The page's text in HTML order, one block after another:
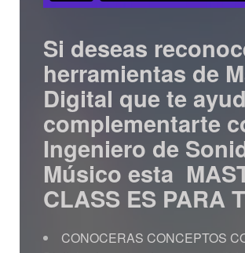
Si deseas
herramientas de
Digital que te
complementarte
Ingeniero de
Músico esta
CLASS ES PARA
CONOCERAS CONCEPTOS